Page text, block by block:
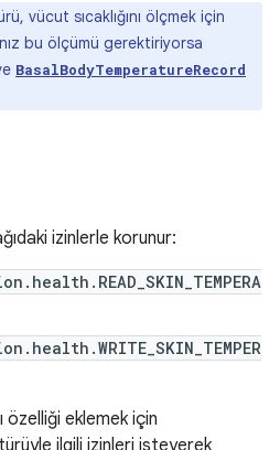
vücut sıcaklığını ölçmek için
bu ölçümü gerektiriyorsa
BasalBodyTemperatureRecord
izinlerle korunur:
özelliği eklemek için
ilgili izinleri isteyerek